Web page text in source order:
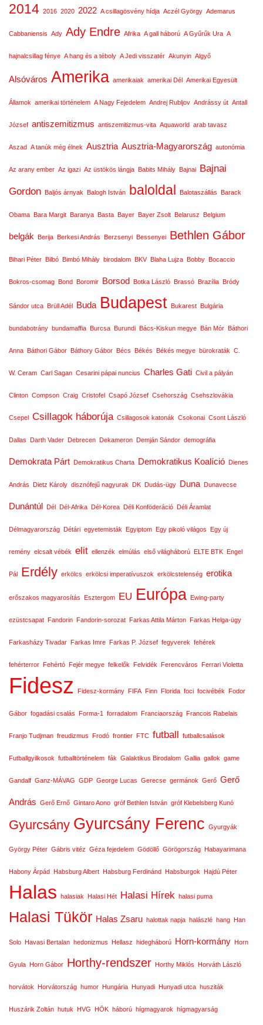
2014 2016 2020 2022 A csillagösvény hídja Aczél György Ademarus
Cabbaniensis Ady Ady Endre Afrika A gall háború A Gyűrűk Ura A
hajnalcsillag fénye A hang és a téboly A Jedi visszatér Akunyin Algyő
Alsóváros Amerika amerikaiak amerikai Dél Amerikai Egyesült
Államok amerikai történelem A Nagy Fejedelem Andrej Rubljov Andrássy út Antall
József antiszemitizmus antiszemitizmus-vita Aquaworld arab tavasz
Aszad A tanúk még élnek Ausztria Ausztria-Magyarország autonómia
Az arany ember Az igazi Az üstökös lángja Babits Mihály Bajnai Bajnai
Gordon Baljós árnyak Balogh István baloldal Balotaszállás Barack
Obama Bara Margit Baranya Basta Bayer Bayer Zsolt Belarusz Belgium
belgák Berija Berkesi András Berzsenyi Bessenyei Bethlen Gábor
Bihari Péter Bilbó Bimbó Mihály birodalom BKV Blaha Lujza Bobby Bocaccio
Bokros-csomag Bond Boromir Borsod Botka László Brassó Brazília Bródy
Sándor utca Brüll Adél Buda Budapest Bukarest Bulgária
bundabotrány bundamaffia Burcsa Burundi Bács-Kiskun megye Bán Mór Báthori
Anna Báthori Gábor Báthory Gábor Bécs Békés Békés megye bürokraták C.
W. Ceram Carl Sagan Cesarini pápai nuncius Charles Gati Civil a pályán
Clinton Compson Craig Cristofel Csapó József Csehország Csehszlovákia
Csepel Csillagok háborúja Csillagosok katonák Csokonai Csont László
Dallas Darth Vader Debrecen Dekameron Demján Sándor demográfia
Demokrata Párt Demokratikus Charta Demokratikus Koalíció Dienes
András Dietz Károly disznófejű nagyurak DK Dudás-ügy Duna Dunavecse
Dunántúl Dél Dél-Afrika Dél-Korea Déli Konföderáció Déli Áramlat
Délmagyarország Détári egyetemisták Egyiptom Egy pikoló világos Egy új
remény elcsalt vébék elit ellenzék elmúlás első világháború ELTE BTK Engel
Pál Erdély erkölcs erkölcsi imperatívuszok erkölcstelenség erotika
erőszakos magyarosítás Esztergom EU Európa Ewing-party
ezüstcsapat Fandorin Fandorin-sorozat Farkas Attila Márton Farkas Helga-ügy
Farkasházy Tivadar Farkas Imre Farkas P. József fegyverek fehérek
fehérterror Fehértó Fejér megye felkelők Felvidék Ferencváros Ferrari Violetta
Fidesz Fidesz-kormány FIFA Finn Florida foci focivébék Fodor
Gábor fogadási csalás Forma-1 forradalom Franciaország Francois Rabelais
Franjo Tudjman freudizmus Frodó frontier FTC futball futballcsalások
Futballgyilkosok futballtörténelem fák Galaktikus Birodalom Gallia gallok game
Gandalf Ganz-MÁVAG GDP George Lucas Gerecse germánok Gerő Gerő
András Gerő Ernő Gintaro Aono gróf Bethlen István gróf Klebelsberg Kunó
Gyurcsány Gyurcsány Ferenc Gyurgyák
György Péter Gábris vitéz Géza fejedelem Gödöllő Görögország Habayarimana
Habony Árpád Habsburg Albert Habsburg Ferdinánd Habsburgok Hajdú Péter
Halas halasiak Halasi Hét Halasi Hírek halasi puma
Halasi Tükör Halas Zsaru halottak napja halászlé hang Han
Solo Havasi Bertalan hedonizmus Hellasz hidegháború Horn-kormány Horn
Gyula Horn Gábor Horthy-rendszer Horthy Miklós Horváth László
horvátok Horvátország humor Hungária Hunyadi Hunyadi utca husziták
Huszárik Zoltán hutuk HVG HÖK háború hígmagyarok hígmagyarság